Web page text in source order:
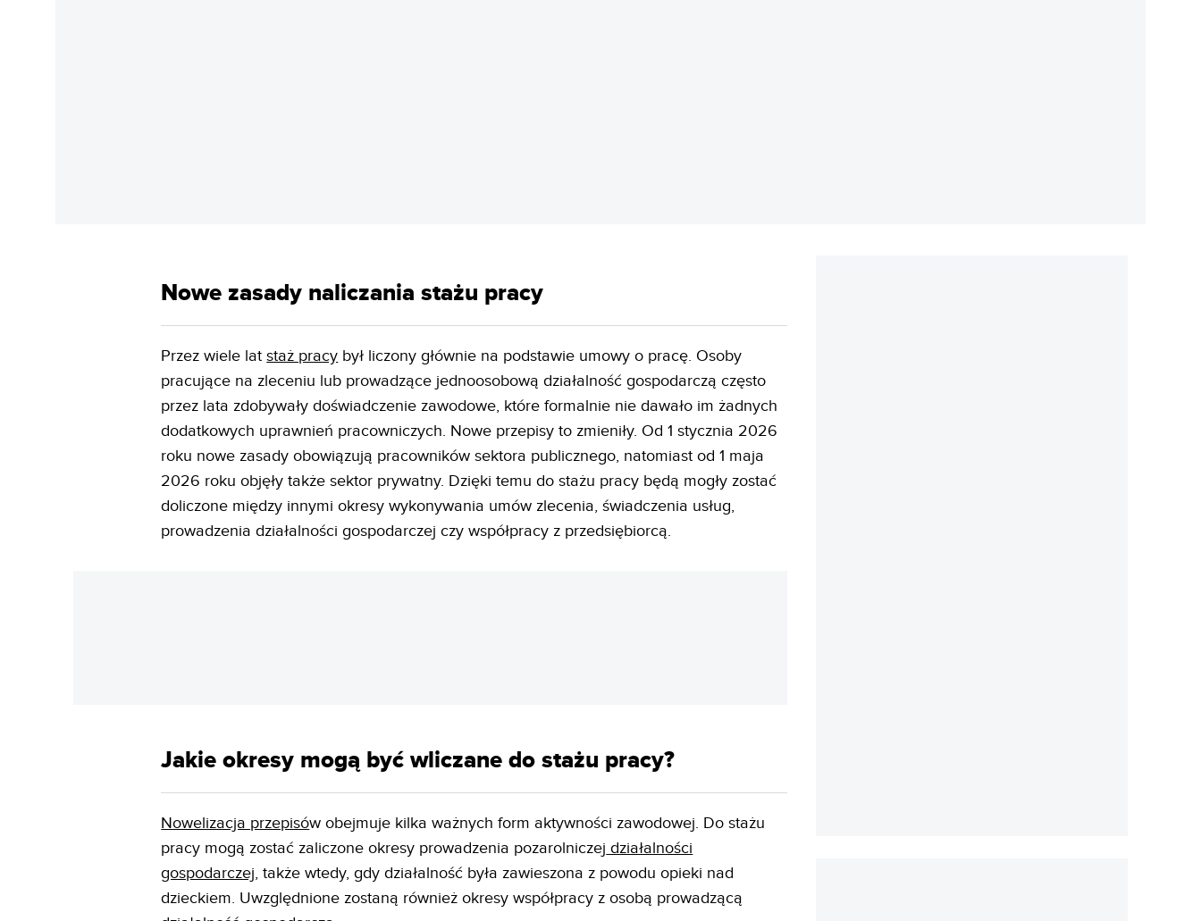
Nowe zasady naliczania stażu pracy
Przez wiele latstaż pracy był liczony głównie na podstawie umowy o pracę. Osoby
pracujące na zleceniu lub prowadzące jednoosobową działalność gospodarczą często
przez lata zdobywały doświadczenie zawodowe, które formalnie nie dawało im żadnych
dodatkowych uprawnień pracowniczych. Nowe przepisy to zmieniły. Od 1 stycznia 2026
roku nowe zasady obowiązują pracowników sektora publicznego, natomiast od 1 maja
2026 roku objęły także sektor prywatny. Dzięki temu do stażu pracy będą mogły zostać
doliczone między innymi okresy wykonywania umów zlecenia, świadczenia usług,
prowadzenia działalności gospodarczej czy współpracy z przedsiębiorcą.
Jakie okresy mogą być wliczane do stażu pracy?
Nowelizacja przepisów obejmuje kilka ważnych form aktywności zawodowej. Do stażu
pracy mogą zostać zaliczone okresy prowadzenia pozarolniczej działalności
gospodarczej, także wtedy, gdy działalność była zawieszona z powodu opieki nad
dzieckiem. Uwzględnione zostaną również okresy współpracy z osobą prowadzącą